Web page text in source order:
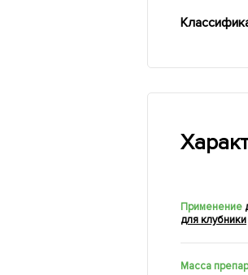
Применение
для клубники
Масса